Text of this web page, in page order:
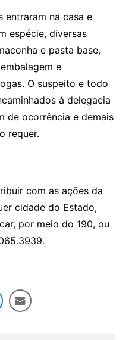
entraram na casa e
espécie, diversas
e pasta base,
e
O suspeito e todo
à delegacia
de ocorrência e demais
requer.
com as ações da
cidade do Estado,
por meio do 190, ou